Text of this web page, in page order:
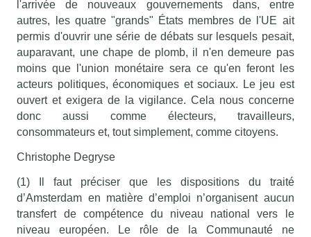
l'arrivée de nouveaux gouvernements dans, entre
autres, les quatre "grands" États membres de l'UE ait
permis d'ouvrir une série de débats sur lesquels pesait,
auparavant, une chape de plomb, il n'en demeure pas
moins que l'union monétaire sera ce qu'en feront les
acteurs politiques, économiques et sociaux. Le jeu est
ouvert et exigera de la vigilance. Cela nous concerne
donc aussi comme électeurs, travailleurs,
consommateurs et, tout simplement, comme citoyens.
Christophe Degryse
(1) Il faut préciser que les dispositions du traité
d’Amsterdam en matière d’emploi n’organisent aucun
transfert de compétence du niveau national vers le
niveau européen. Le rôle de la Communauté ne